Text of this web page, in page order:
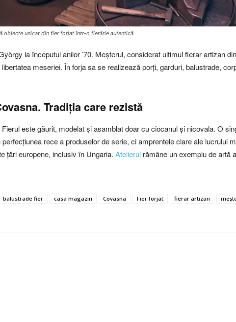
obiecte unicat din fier forjat într-o fierărie autentică
la începutul anilor ’70. Meșterul, considerat ultimul fierar artizan
meseriei. În forja sa se realizează porți, garduri, balustrade,
Tradiția care rezistă
este găurit, modelat și asamblat doar cu ciocanul și nicovala. O
rece a produselor de serie, ci amprentele clare ale lucrului
țări europene, inclusiv în Ungaria. Atelierul rămâne un exemplu de artă
balustrade fier casa magazin Covasna Fier forjat fierar artizan